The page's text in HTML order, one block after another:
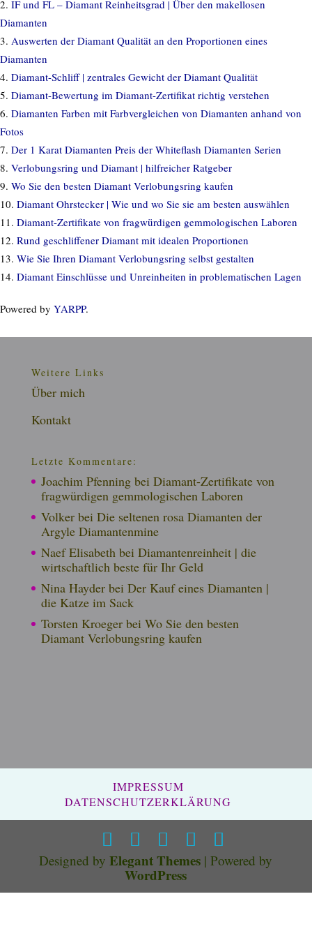
Brian Gavin Signature Hearts
and Arrows - Diamanten und
Meisterwerke ※ der Unterschied
ist augenblicklich sichtbar
Beim...
IF und FL – Diamant Reinheitsgrad | Über den makellosen
Diamanten
Auswerten der Diamant Qualität an den Proportionen eines
Diamanten
Diamant-Schliff | zentrales Gewicht der Diamant Qualität
Diamant-Bewertung im Diamant-Zertifikat richtig verstehen
Diamanten Farben mit Farbvergleichen von Diamanten anhand von
Fotos
Der 1 Karat Diamanten Preis der Whiteflash Diamanten Serien
Verlobungsring und Diamant | hilfreicher Ratgeber
Wo Sie den besten Diamant Verlobungsring kaufen
Diamant Ohrstecker | Wie und wo Sie sie am besten auswählen
Diamant-Zertifikate von fragwürdigen gemmologischen Laboren
Rund geschliffener Diamant mit idealen Proportionen
Wie Sie Ihren Diamant Verlobungsring selbst gestalten
Diamant Einschlüsse und Unreinheiten in problematischen Lagen
Powered by YARPP.
Weitere Links
Über mich
Kontakt
Letzte Kommentare:
Joachim Pfenningbei Diamant-Zertifikate von
fragwürdigen gemmologischen Laboren
Volkerbei Die seltenen rosa Diamanten der
Argyle Diamantenmine
Naef Elisabethbei Diamantenreinheit | die
wirtschaftlich beste für Ihr Geld
Nina Hayderbei Der Kauf eines Diamanten |
die Katze im Sack
Torsten Kroegerbei Wo Sie den besten
Diamant Verlobungsring kaufen
IMPRESSUM
DATENSCHUTZERKLÄRUNG
Designed byElegant Themes | Powered by
WordPress